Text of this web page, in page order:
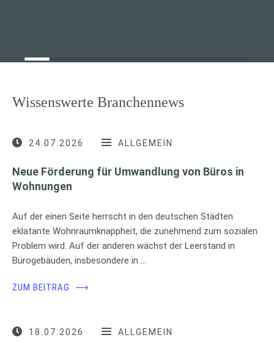
Wissenswerte Branchennews
24.07.2026 ALLGEMEIN
Neue Förderung für Umwandlung von Büros in
Wohnungen
Auf der einen Seite herrscht in den deutschen Städten
eklatante Wohnraumknappheit, die zunehmend zum sozialen
Problem wird. Auf der anderen wächst der Leerstand in
Bürogebäuden, insbesondere in …
ZUM BEITRAG ⟶
18.07.2026 ALLGEMEIN